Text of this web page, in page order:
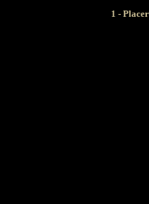
1 -